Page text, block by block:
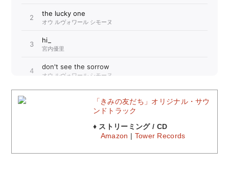
「きみの友だち」オリジナル・サウ
ンドトラック
♦ ストリーミング / CD
Amazon
Tower Records